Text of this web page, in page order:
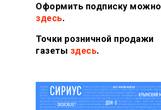
Оформить подписку можно
здесь.
Точки розничной продажи
газеты здесь.